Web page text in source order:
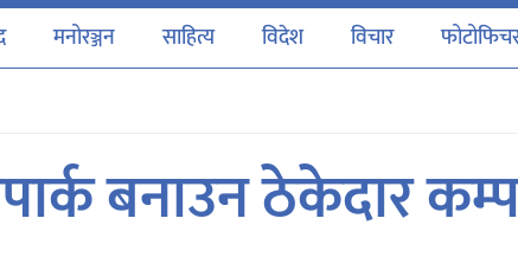
मनोरञ्जन साहित्य विदेश विचार
बनाउन ठेकेदार